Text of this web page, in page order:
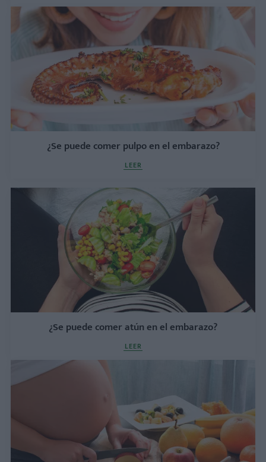
¿Se puede comer pulpo en el embarazo?
LEER
¿Se puede comer atún en el embarazo?
LEER